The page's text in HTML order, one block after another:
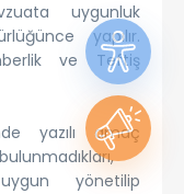
uygunluk
yapılır.
ve Teftiş
yazılı amaç
yönetilip